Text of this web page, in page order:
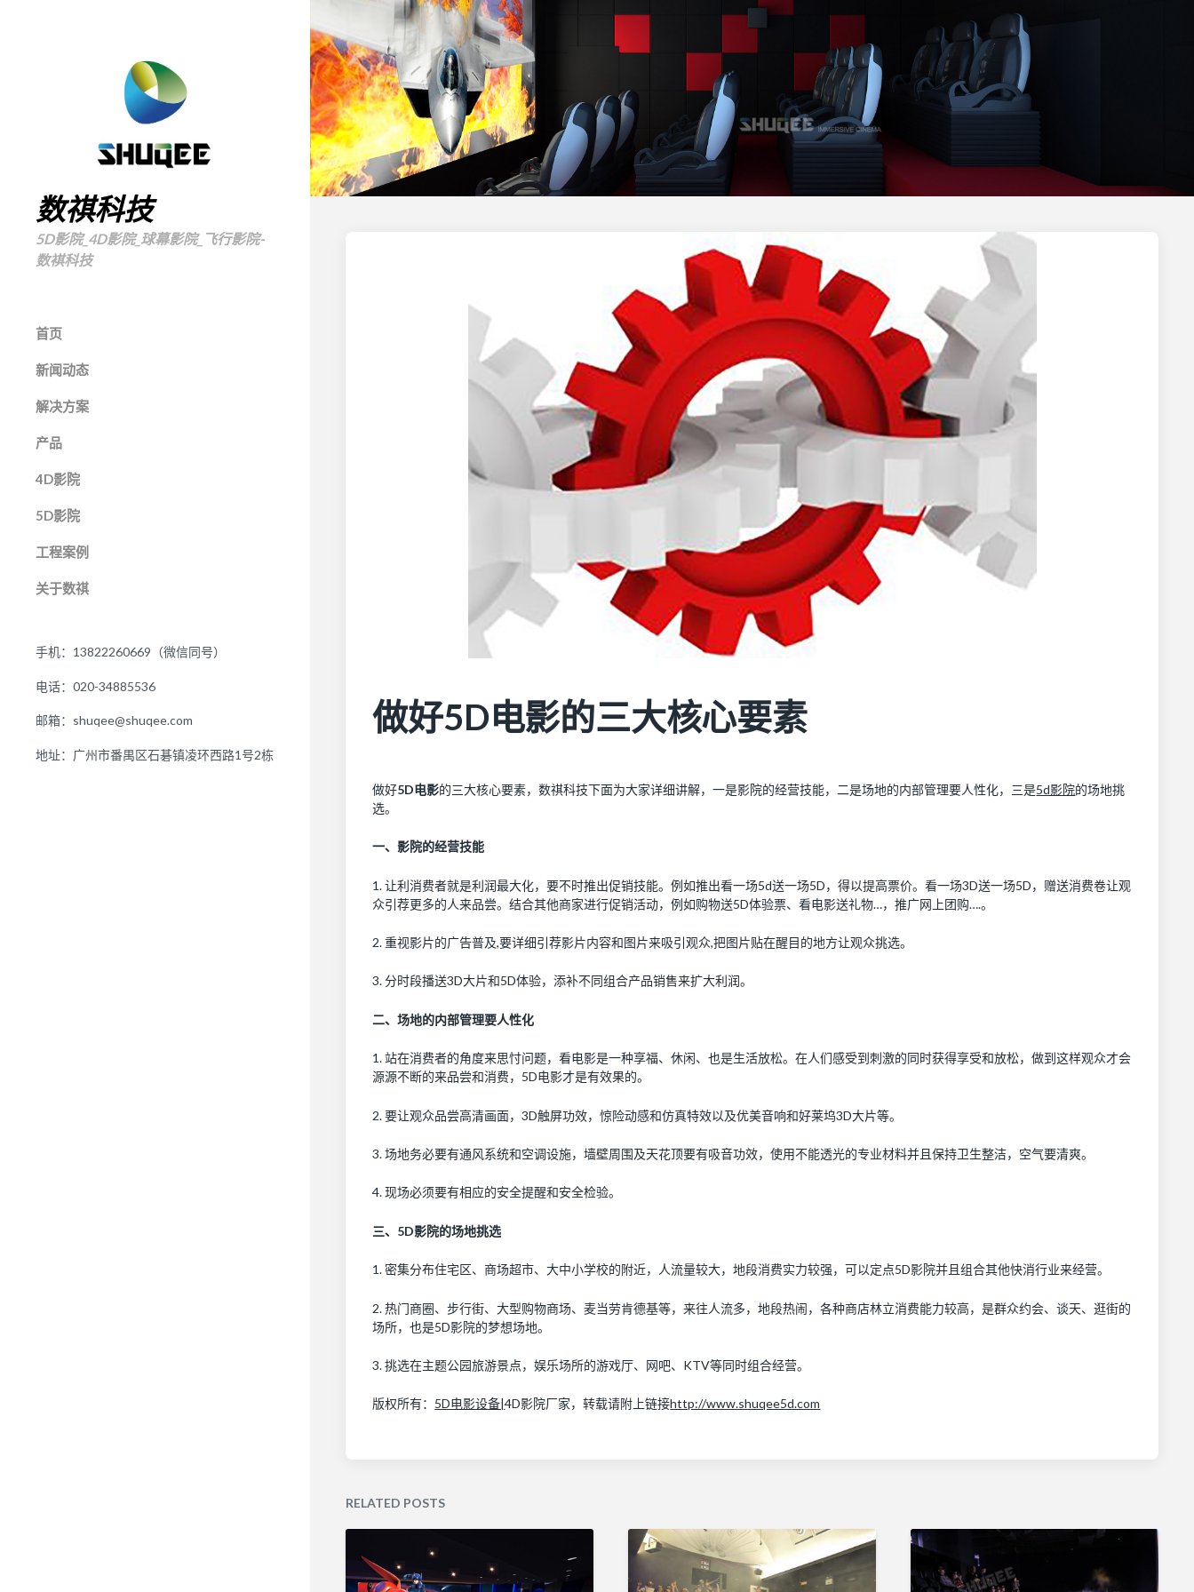
数祺科技
5D影院_4D影院_球幕影院_飞行影院-
数褀科技
首页
新闻动态
解决方案
产品
4D影院
5D影院
工程案例
关于数祺
手机：13822260669（微信同号）
电话：020-34885536
邮箱：shuqee@shuqee.com
地址：广州市番禺区石碁镇凌环西路1号2栋
做好5D电影的三大核心要素
做好5D电影的三大核心要素，数祺科技下面为大家详细讲解，一是影院的经营技能，二是场地的内部管理要人性化，三是5d影院的场地挑
选。
一、影院的经营技能
1. 让利消费者就是利润最大化，要不时推出促销技能。例如推出看一场5d送一场5D，得以提高票价。看一场3D送一场5D，赠送消费卷让观
众引荐更多的人来品尝。结合其他商家进行促销活动，例如购物送5D体验票、看电影送礼物…，推广网上团购….。
2. 重视影片的广告普及,要详细引荐影片内容和图片来吸引观众,把图片贴在醒目的地方让观众挑选。
3. 分时段播送3D大片和5D体验，添补不同组合产品销售来扩大利润。
二、场地的内部管理要人性化
1. 站在消费者的角度来思忖问题，看电影是一种享福、休闲、也是生活放松。在人们感受到刺激的同时获得享受和放松，做到这样观众才会
源源不断的来品尝和消费，5D电影才是有效果的。
2. 要让观众品尝高清画面，3D触屏功效，惊险动感和仿真特效以及优美音响和好莱坞3D大片等。
3. 场地务必要有通风系统和空调设施，墙壁周围及天花顶要有吸音功效，使用不能透光的专业材料并且保持卫生整洁，空气要清爽。
4. 现场必须要有相应的安全提醒和安全检验。
三、5D影院的场地挑选
1. 密集分布住宅区、商场超市、大中小学校的附近，人流量较大，地段消费实力较强，可以定点5D影院并且组合其他快消行业来经营。
2. 热门商圈、步行街、大型购物商场、麦当劳肯德基等，来往人流多，地段热闹，各种商店林立消费能力较高，是群众约会、谈天、逛街的
场所，也是5D影院的梦想场地。
3. 挑选在主题公园旅游景点，娱乐场所的游戏厅、网吧、KTV等同时组合经营。
版权所有： 5D电影设备|4D影院厂家，转载请附上链接http://www.shuqee5d.com
RELATED POSTS